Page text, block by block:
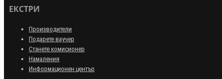
ЕКСТРИ
Производители
Подарете ваучер
Станете комисионер
Намаления
Информационен център